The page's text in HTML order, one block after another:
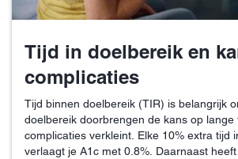
Tijd in doelbereik en
complicaties
Tijd binnen doelbereik (TIR) is belangrijk
doelbereik doorbrengen de kans op lange
complicaties verkleint. Elke 10% extra tijd
verlaagt je A1c met 0.8%. Daarnaast